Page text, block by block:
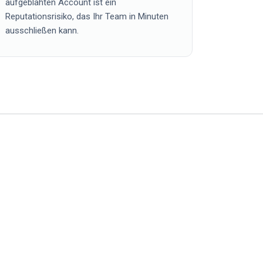
aufgeblähten Account ist ein
Reputationsrisiko, das Ihr Team in Minuten
ausschließen kann.